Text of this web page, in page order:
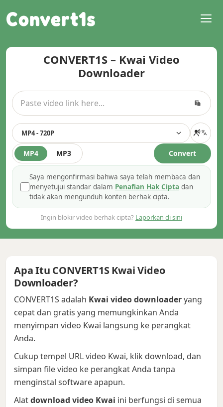
Convert1s
CONVERT1S – Kwai Video
Downloader
MP4 MP3
MP4 - 720P
Convert
Saya mengonfirmasi bahwa saya telah membaca dan
menyetujui standar dalam Penafian Hak Cipta dan
tidak akan mengunduh konten berhak cipta.
Ingin blokir video berhak cipta? Laporkan di sini
Apa Itu CONVERT1S Kwai Video
Downloader?
CONVERT1S adalah Kwai video downloaderyang
cepat dan gratis yang memungkinkan Anda
menyimpan video Kwai langsung ke perangkat
Anda.
Cukup tempel URL video Kwai, klik download, dan
simpan file video ke perangkat Anda tanpa
menginstal software apapun.
Alatdownload video Kwai ini berfungsi di semua